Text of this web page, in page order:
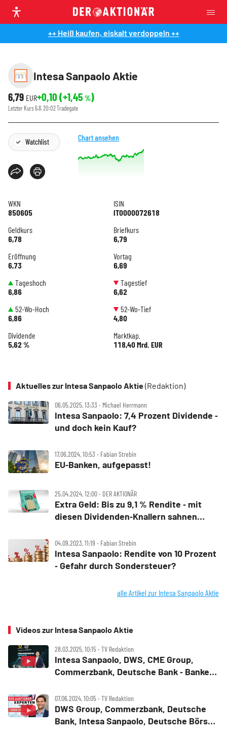
++ Heiß kaufen, eiskalt verdoppeln ++
Intesa Sanpaolo Aktie
6,79 EUR+0,10 (+1,45 %)
Letzter Kurs6.8. 20:02Tradegate
Watchlist Chart ansehen
WKN
850605
ISIN
IT0000072618
Geldkurs
6,78
Briefkurs
6,79
Eröffnung
6,73
Vortag
6,69
Tageshoch
6,86
Tagestief
6,62
52-Wo-Hoch
6,86
52-Wo-Tief
4,80
Dividende
5,62 %
Marktkap.
118,40 Mrd. EUR
Aktuelles zur Intesa Sanpaolo Aktie(Redaktion)
06.05.2025, 13:33 ‧ Michael Herrmann
Intesa Sanpaolo: 7,4 Prozent Dividende ‑
und doch kein Kauf?
17.06.2024, 10:53 ‧ Fabian Strebin
EU‑Banken, aufgepasst!
25.04.2024, 12:00 ‧ DER AKTIONÄR
Extra Geld: Bis zu 9,1 % Rendite ‑ mit
diesen Dividenden‑Knallern sahnen
04.09.2023, 11:19 ‧ Fabian Strebin
Intesa Sanpaolo: Rendite von 10 Prozent
‑ Gefahr durch Sondersteuer?
alle Artikel zur Intesa Sanpaolo Aktie
Videos zur Intesa Sanpaolo Aktie
28.03.2025, 10:15 ‧ TV Redaktion
Intesa Sanpaolo, DWS, CME Group,
Commerzbank, Deutsche Bank ‑ Banken‑
07.06.2024, 10:05 ‧ TV Redaktion
DWS Group, Commerzbank, Deutsche
Bank, Intesa Sanpaolo, Deutsche Börse ‑